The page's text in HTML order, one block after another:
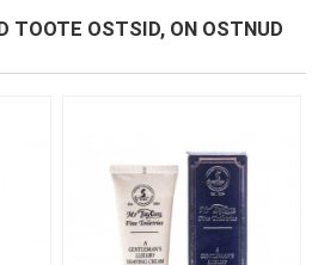
TOOTE OSTSID, ON OSTNUD